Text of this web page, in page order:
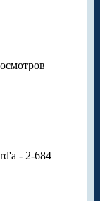
- 2-684